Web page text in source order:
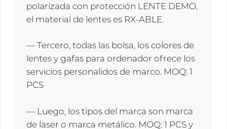
polarizada con protección LENTE DEMO,
el material de lentes es RX-ABLE.
— Tercero, todas las bolsa, los colores de
lentes y gafas para ordenador ofrece los
servicios personalidos de marco. MOQ: 1
PCS
— Luego, los tipos del marca son marca
de laser o marca metálico. MOQ: 1 PCS y